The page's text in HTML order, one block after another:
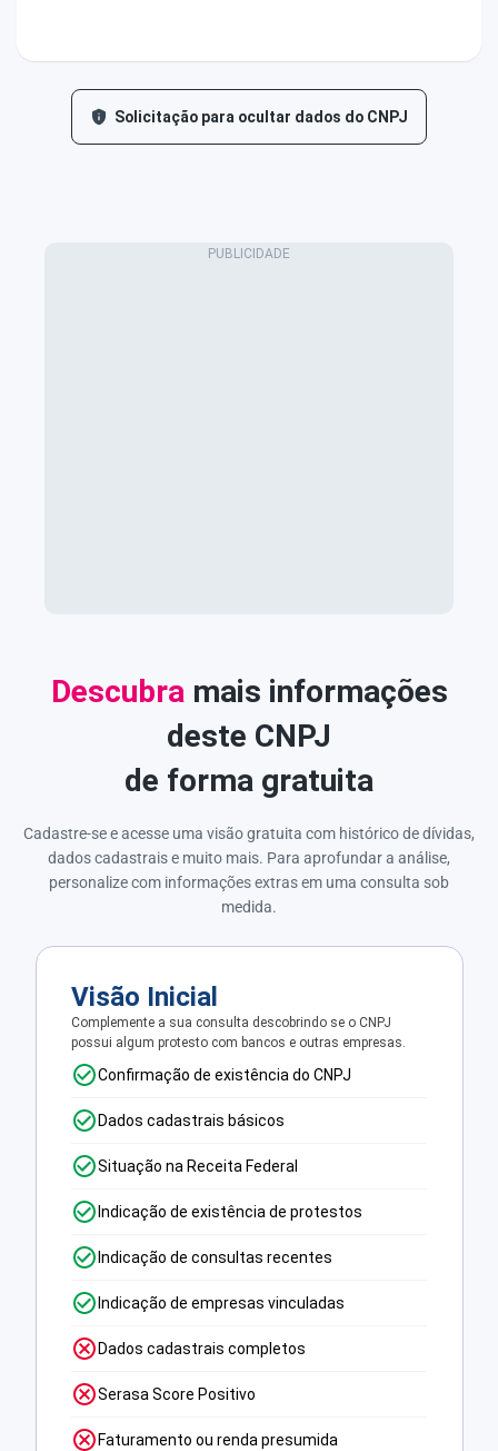
Solicitação para ocultar dados do CNPJ
Descubra mais informações
deste CNPJ
de forma gratuita
Cadastre-se e acesse uma visão gratuita com histórico de dívidas,
dados cadastrais e muito mais. Para aprofundar a análise,
personalize com informações extras em uma consulta sob
medida.
Visão Inicial
Complemente a sua consulta descobrindo se o CNPJ
possui algum protesto com bancos e outras empresas.
Confirmação de existência do CNPJ
Dados cadastrais básicos
Situação na Receita Federal
Indicação de existência de protestos
Indicação de consultas recentes
Indicação de empresas vinculadas
Dados cadastrais completos
Serasa Score Positivo
Faturamento ou renda presumida